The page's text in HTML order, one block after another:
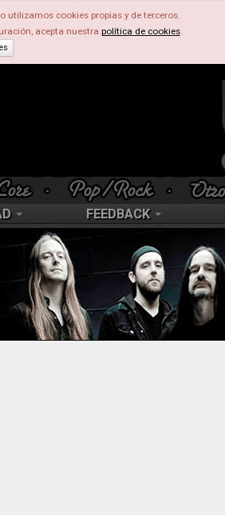
utilizamos cookies propias y de terceros.
acepta nuestra política de cookies.
FEEDBACK